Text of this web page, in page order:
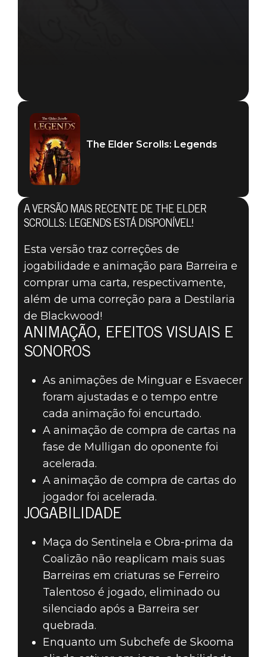
The Elder Scrolls: Legends
07 de agosto de 2019
THE ELDER
SCROLLS:
LEGENDS –
HOTFIX 2.12.1
The Elder Scrolls: Legends
A VERSÃO MAIS RECENTE DE THE ELDER
SCROLLS: LEGENDS ESTÁ DISPONÍVEL!
Esta versão traz correções de
jogabilidade e animação para Barreira e
comprar uma carta, respectivamente,
além de uma correção para a Destilaria
de Blackwood!
ANIMAÇÃO, EFEITOS VISUAIS E
SONOROS
As animações de Minguar e Esvaecer
foram ajustadas e o tempo entre
cada animação foi encurtado.
A animação de compra de cartas na
fase de Mulligan do oponente foi
acelerada.
A animação de compra de cartas do
jogador foi acelerada.
JOGABILIDADE
Maça do Sentinela e Obra-prima da
Coalizão não reaplicam mais suas
Barreiras em criaturas se Ferreiro
Talentoso é jogado, eliminado ou
silenciado após a Barreira ser
quebrada.
Enquanto um Subchefe de Skooma